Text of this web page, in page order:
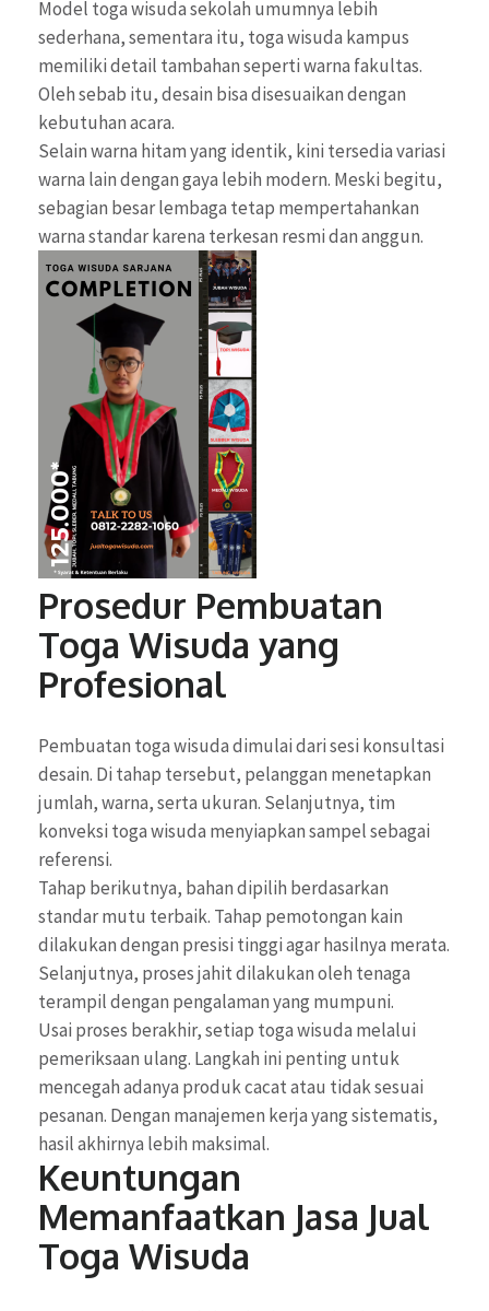
Model toga wisuda sekolah umumnya lebih
sederhana, sementara itu, toga wisuda kampus
memiliki detail tambahan seperti warna fakultas.
Oleh sebab itu, desain bisa disesuaikan dengan
kebutuhan acara.
Selain warna hitam yang identik, kini tersedia variasi
warna lain dengan gaya lebih modern. Meski begitu,
sebagian besar lembaga tetap mempertahankan
warna standar karena terkesan resmi dan anggun.
Prosedur Pembuatan
Toga Wisuda yang
Profesional
Pembuatan toga wisuda dimulai dari sesi konsultasi
desain. Di tahap tersebut, pelanggan menetapkan
jumlah, warna, serta ukuran. Selanjutnya, tim
konveksi toga wisuda menyiapkan sampel sebagai
referensi.
Tahap berikutnya, bahan dipilih berdasarkan
standar mutu terbaik. Tahap pemotongan kain
dilakukan dengan presisi tinggi agar hasilnya merata.
Selanjutnya, proses jahit dilakukan oleh tenaga
terampil dengan pengalaman yang mumpuni.
Usai proses berakhir, setiap toga wisuda melalui
pemeriksaan ulang. Langkah ini penting untuk
mencegah adanya produk cacat atau tidak sesuai
pesanan. Dengan manajemen kerja yang sistematis,
hasil akhirnya lebih maksimal.
Keuntungan
Memanfaatkan Jasa Jual
Toga Wisuda